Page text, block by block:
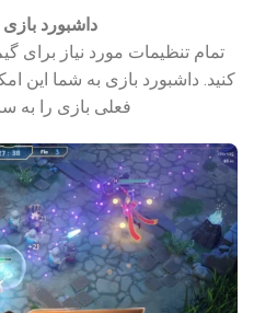
داشبورد بازی
تمام تنظیمات مورد نیاز برای
کنید. داشبورد بازی به شما این
فعلی بازی را به